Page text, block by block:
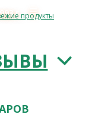
г.≡
продукты